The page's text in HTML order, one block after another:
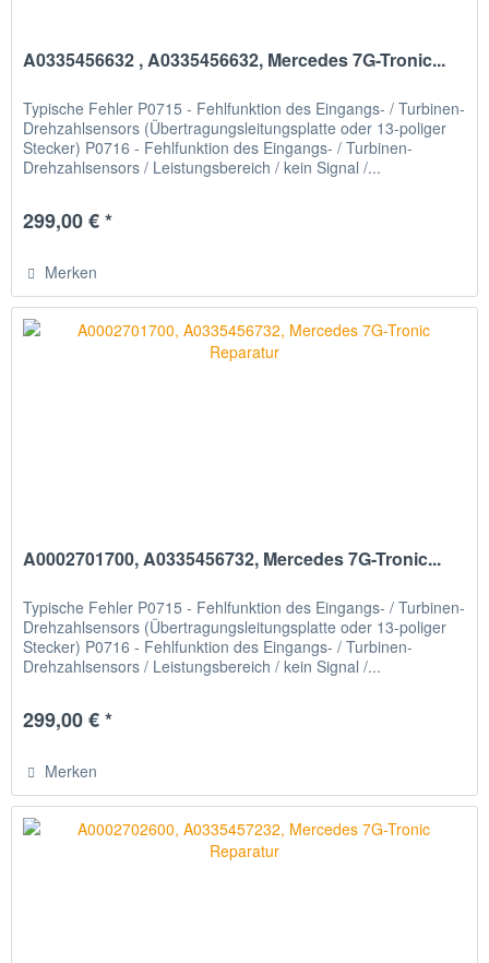
A0335456632 , A0335456632, Mercedes 7G-Tronic...
Typische Fehler P0715 - Fehlfunktion des Eingangs- / Turbinen-
Drehzahlsensors (Übertragungsleitungsplatte oder 13-poliger
Stecker) P0716 - Fehlfunktion des Eingangs- / Turbinen-
Drehzahlsensors / Leistungsbereich / kein Signal /...
299,00 € *
Merken
A0002701700, A0335456732, Mercedes 7G-Tronic...
Typische Fehler P0715 - Fehlfunktion des Eingangs- / Turbinen-
Drehzahlsensors (Übertragungsleitungsplatte oder 13-poliger
Stecker) P0716 - Fehlfunktion des Eingangs- / Turbinen-
Drehzahlsensors / Leistungsbereich / kein Signal /...
299,00 € *
Merken